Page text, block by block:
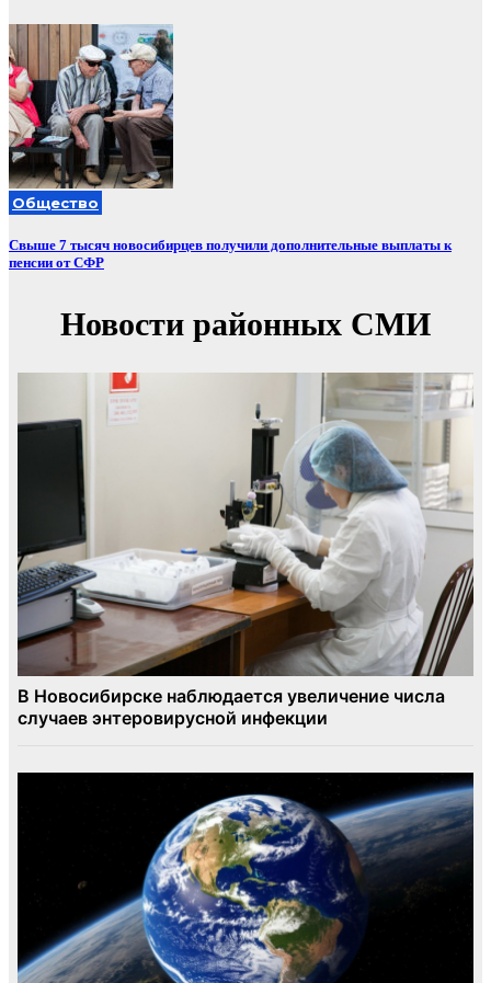
Общество
Свыше 7 тысяч новосибирцев получили дополнительные выплаты к
пенсии от СФР